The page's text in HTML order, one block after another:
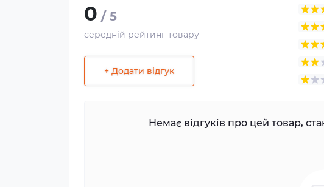
0 / 5
середній рейтинг товару
+ Додати відгук
Немає відгуків про цей товар,